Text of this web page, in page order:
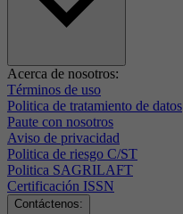
Acerca de nosotros:
Términos de uso
Politica de tratamiento de datos
Paute con nosotros
Aviso de privacidad
Politica de riesgo C/ST
Politica SAGRILAFT
Certificación ISSN
Contáctenos: